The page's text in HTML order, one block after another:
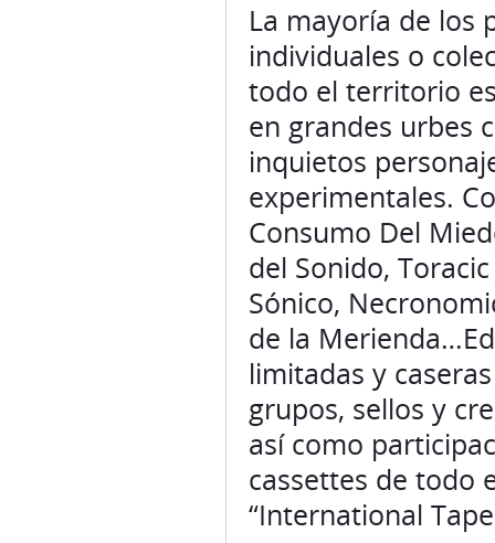
La mayoría de los
individuales o
todo el territorio
en grandes urbes
inquietos
experimentales.
Consumo Del
del Sonido,
Sónico,
de la
limitadas y
grupos, sellos y
así como
cassettes de todo
“International